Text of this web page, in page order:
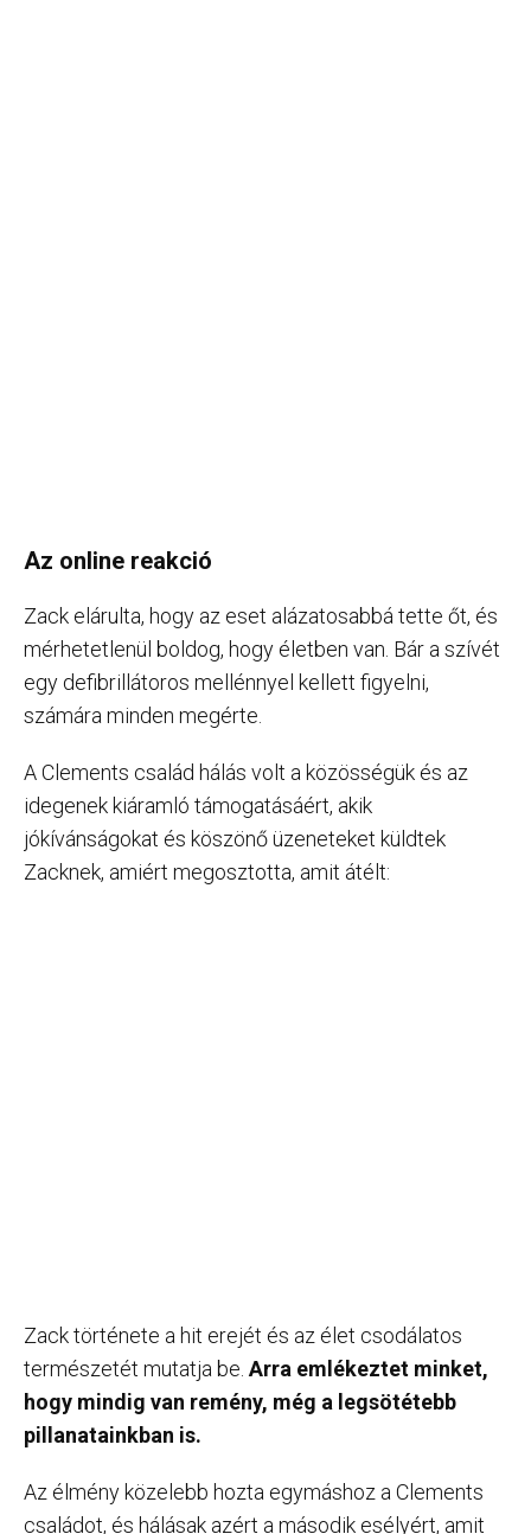
Az online reakció
Zack elárulta, hogy az eset alázatosabbá tette őt, és
mérhetetlenül boldog, hogy életben van. Bár a szívét
egy defibrillátoros mellénnyel kellett figyelni,
számára minden megérte.
A Clements család hálás volt a közösségük és az
idegenek kiáramló támogatásáért, akik
jókívánságokat és köszönő üzeneteket küldtek
Zacknek, amiért megosztotta, amit átélt:
Zack története a hit erejét és az élet csodálatos
természetét mutatja be. Arra emlékeztet minket,
hogy mindig van remény, még a legsötétebb
pillanatainkban is.
Az élmény közelebb hozta egymáshoz a Clements
családot, és hálásak azért a második esélyért, amit